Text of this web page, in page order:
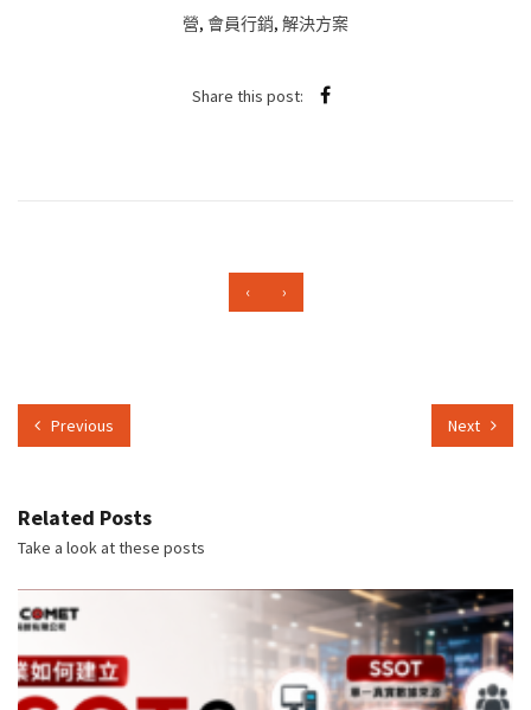
營, 會員行銷, 解決方案
Share this post:
‹ ›
Previous Next
Related Posts
Take a look at these posts